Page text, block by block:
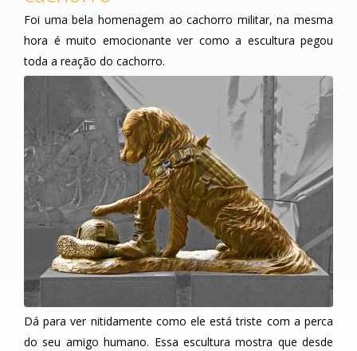
Foi uma bela homenagem ao cachorro militar, na mesma
hora é muito emocionante ver como a escultura pegou
toda a reação do cachorro.
Dá para ver nitidamente como ele está triste com a perca
do seu amigo humano. Essa escultura mostra que desde